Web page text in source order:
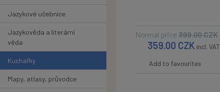
Jazykové učebnice
Jazykověda a literární
věda
Kuchařky
Mapy, atlasy, průvodce
Normal price 399.00CZK
359.00 CZK incl. VAT
Add to favourites